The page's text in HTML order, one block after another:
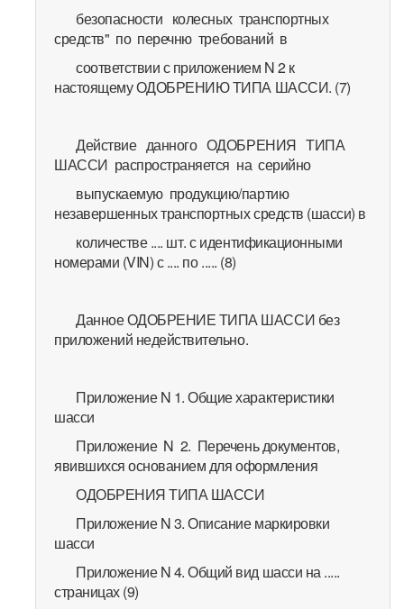
безопасности колесных транспортных
средств" по перечню требований в
соответствии с приложением N 2 к
настоящему ОДОБРЕНИЮ ТИПА ШАССИ. (7)
Действие данного ОДОБРЕНИЯ ТИПА
ШАССИ распространяется на серийно
выпускаемую продукцию/партию
незавершенных транспортных средств (шасси) в
количестве .... шт. с идентификационными
номерами (VIN) с .... по ..... (8)
Данное ОДОБРЕНИЕ ТИПА ШАССИ без
приложений недействительно.
Приложение N 1. Общие характеристики
шасси
Приложение N 2. Перечень документов,
явившихся основанием для оформления
ОДОБРЕНИЯ ТИПА ШАССИ
Приложение N 3. Описание маркировки
шасси
Приложение N 4. Общий вид шасси на .....
страницах (9)